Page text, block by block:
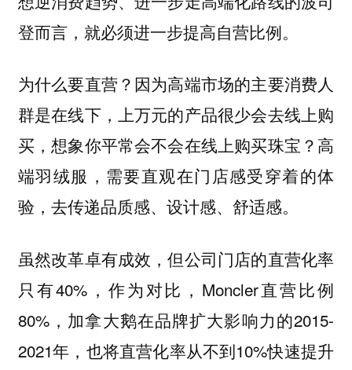
登而言，就必须进一步提高自营比例。
为什么要直营？因为高端市场的主要消费人
群是在线下，上万元的产品很少会去线上购
买，想象你平常会不会在线上购买珠宝？高
端羽绒服，需要直观在门店感受穿着的体
验，去传递品质感、设计感、舒适感。
虽然改革卓有成效，但公司门店的直营化率
只有40%，作为对比，Moncler直营比例
80%，加拿大鹅在品牌扩大影响力的2015-
2021年，也将直营化率从不到10%快速提升